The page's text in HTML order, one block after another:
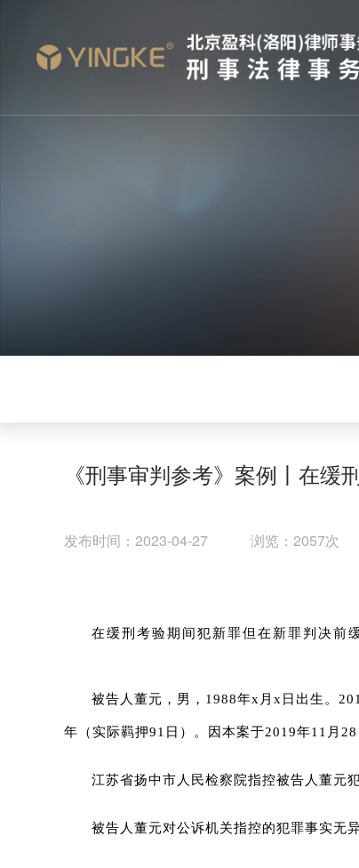
《刑事审判参考》案例丨在
发布时间：2023-04-27 浏览：2057次
在缓刑考验期间犯新罪但在新罪判决前
被告人董元，男，1988年x月x日出生。
年（实际羁押91日）。因本案于2019年11月28
江苏省扬中市人民检察院指控被告人董元
被告人董元对公诉机关指控的犯罪事实无异